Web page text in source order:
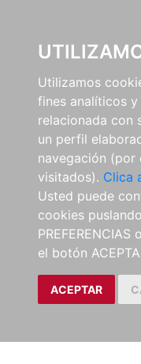
Utilizamos
fines analíticos
relacionada con
un perfil
navegación (por
visitados). Clica
Usted puede
cookies
el botón
ACEPTAR